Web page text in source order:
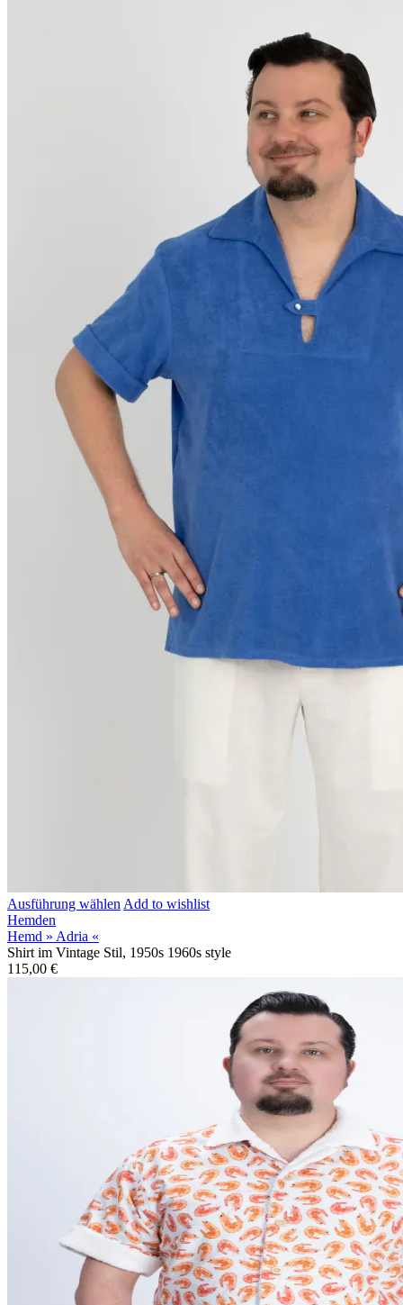
Ausführung wählen Add to wishlist
Hemden
Hemd » Adria «
Shirt im Vintage Stil, 1950s 1960s style
115,00 €